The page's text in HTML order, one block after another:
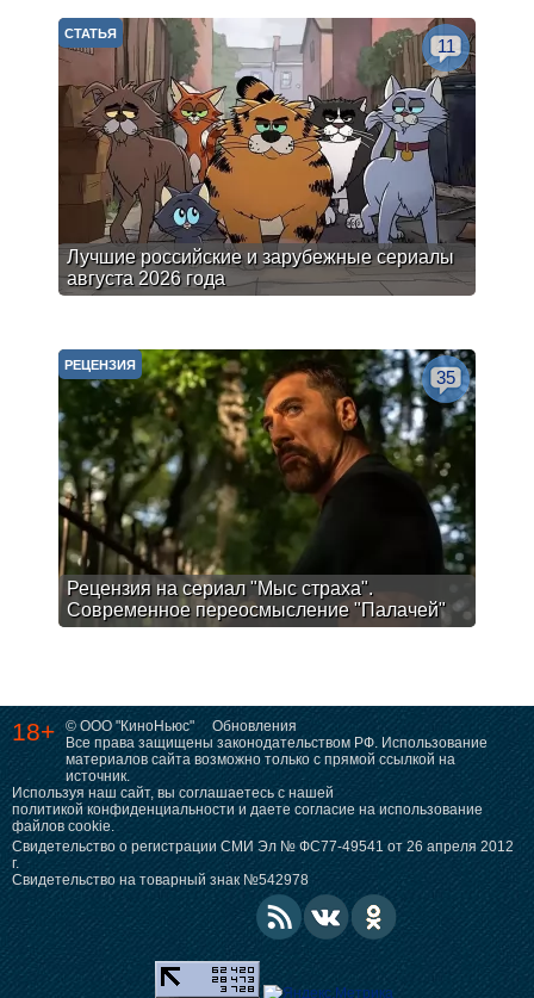
Лучшие российские и зарубежные сериалы
августа 2026 года
СТАТЬЯ
11
Рецензия на сериал "Мыс страха".
Современное переосмысление "Палачей"
РЕЦЕНЗИЯ
35
18+ © ООО "КиноНьюс"
Обновления
Все права защищены законодательством РФ. Использование
материалов сайта возможно только с прямой ссылкой на
источник.
Используя наш сайт, вы соглашаетесь с нашей
политикой конфиденциальности и даете согласие на использование
файлов cookie.
Свидетельство о регистрации СМИ Эл № ФС77-49541 от 26 апреля 2012
г.
Свидетельство на товарный знак №542978